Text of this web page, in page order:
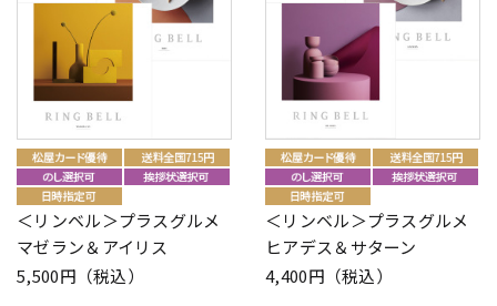
＜リンベル＞プラスグルメ
マゼラン＆アイリス
5,500円（税込）
＜リンベル＞プラスグルメ
ヒアデス＆サターン
4,400円（税込）